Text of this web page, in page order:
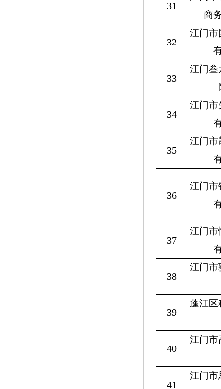
31
商
32
江门市
33
江门叁
34
江门市
35
江门市
36
江门市
37
江门市
38
江门市
39
蓬江区
40
江门市
41
江门市